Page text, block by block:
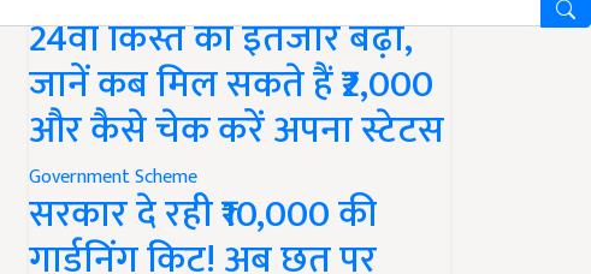
24वीं किस्त का इंतजार बढ़ा,
जानें कब मिल सकते हैं ₹2,000
और कैसे चेक करें अपना स्टेटस
Government Scheme
सरकार दे रही ₹10,000 की
गार्डनिंग किट! अब छत पर